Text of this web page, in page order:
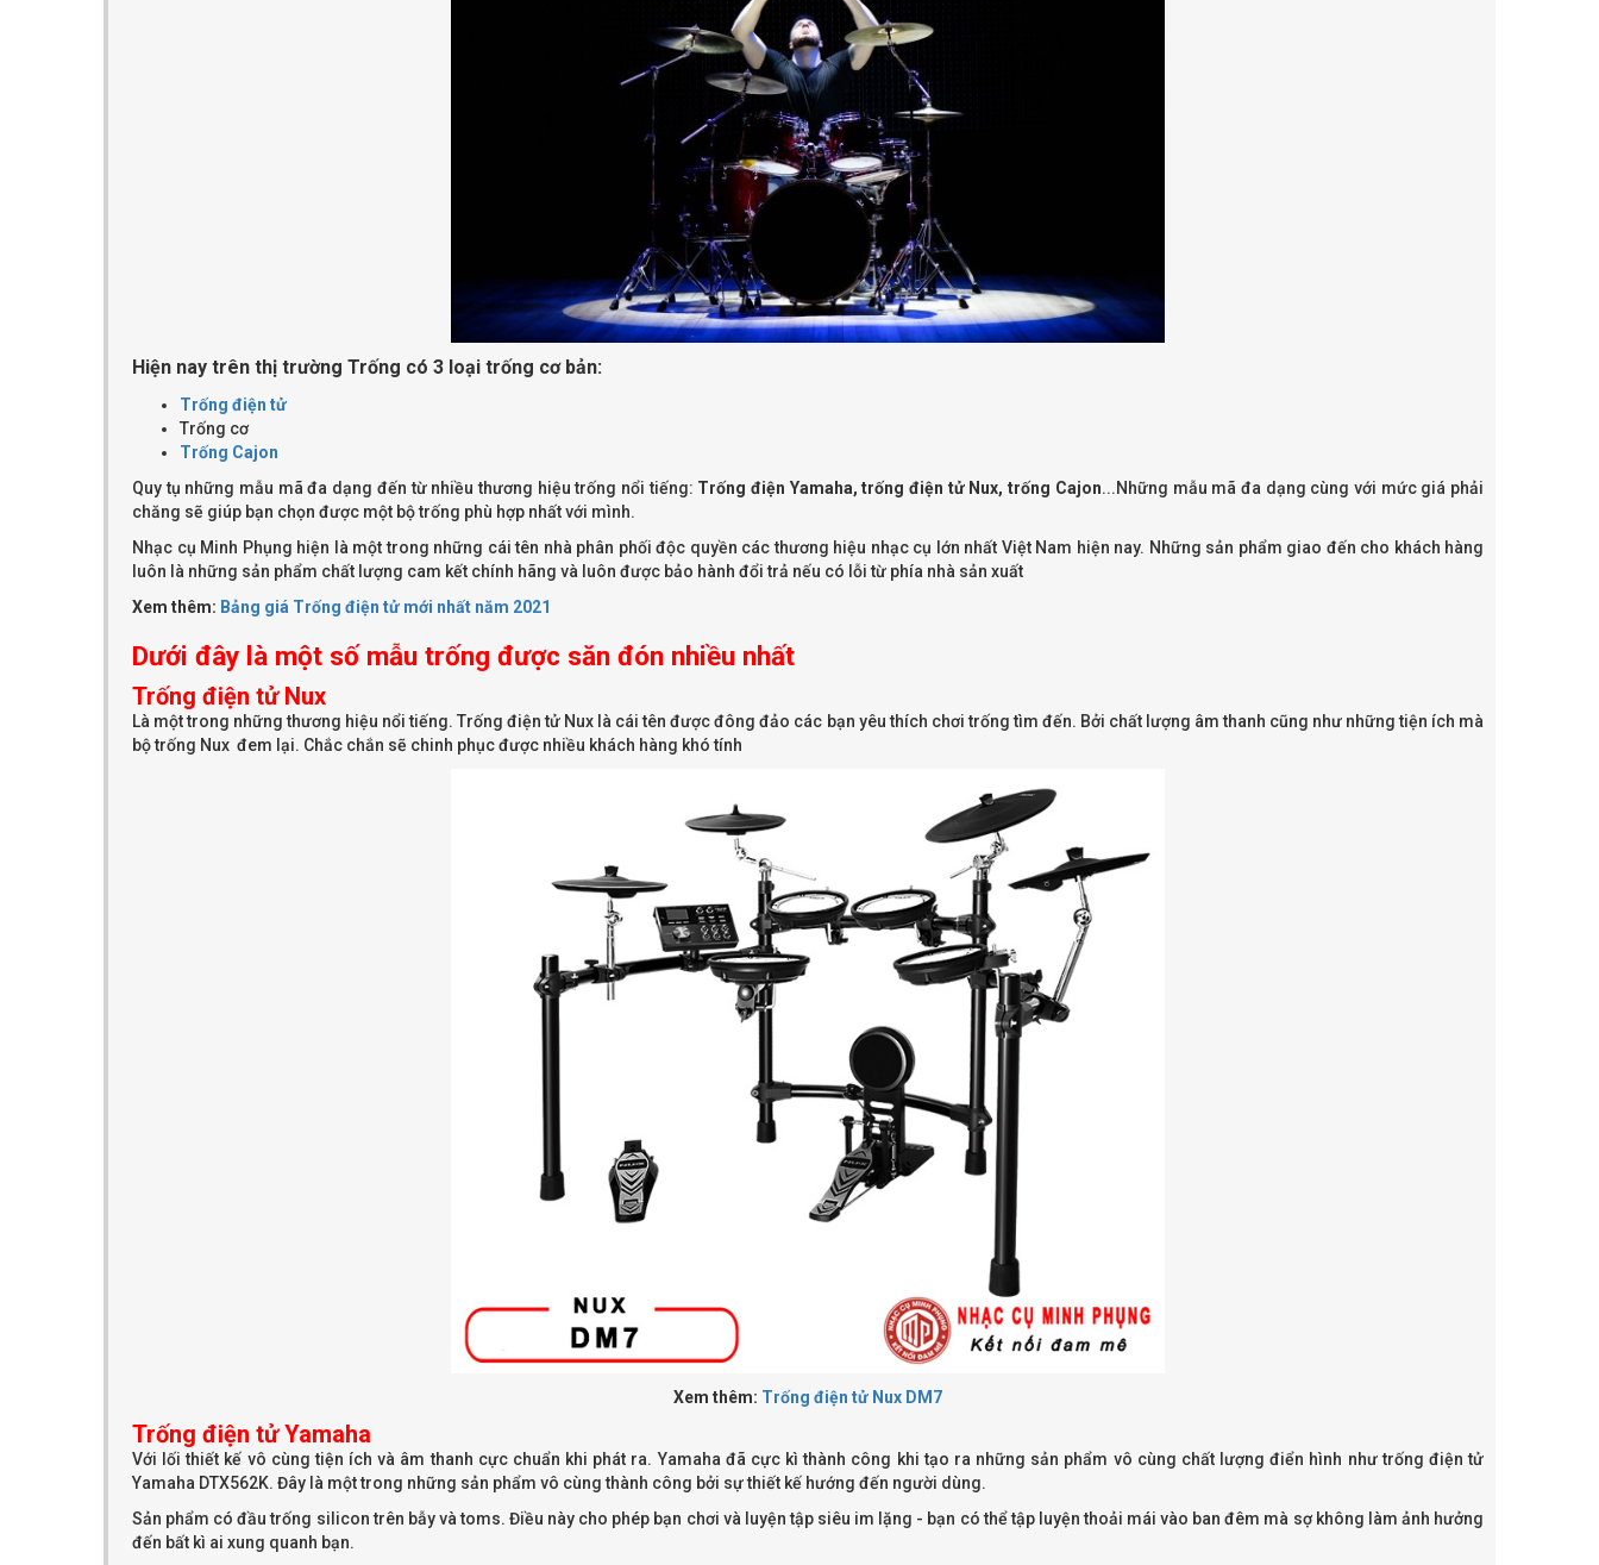
Hiện nay trên thị trường Trống có 3 loại trống cơ bản:
Trống điện tử
Trống cơ
Trống Cajon
Quy tụ những mẫu mã đa dạng đến từ nhiều thương hiệu trống nổi tiếng: Trống điện Yamaha, trống điện tử Nux, trống Cajon...Những mẫu mã đa dạng cùng với mức giá phải
chăng sẽ giúp bạn chọn được một bộ trống phù hợp nhất với mình.
Nhạc cụ Minh Phụng hiện là một trong những cái tên nhà phân phối độc quyền các thương hiệu nhạc cụ lớn nhất Việt Nam hiện nay. Những sản phẩm giao đến cho khách hàng
luôn là những sản phẩm chất lượng cam kết chính hãng và luôn được bảo hành đổi trả nếu có lỗi từ phía nhà sản xuất
Xem thêm: Bảng giá Trống điện tử mới nhất năm 2021
Dưới đây là một số mẫu trống được săn đón nhiều nhất
Trống điện tử Nux
Là một trong những thương hiệu nổi tiếng. Trống điện tử Nux là cái tên được đông đảo các bạn yêu thích chơi trống tìm đến. Bởi chất lượng âm thanh cũng như những tiện ích mà
bộ trống Nux đem lại. Chắc chắn sẽ chinh phục được nhiều khách hàng khó tính
Xem thêm: Trống điện tử Nux DM7
Trống điện tử Yamaha
Với lối thiết kế vô cùng tiện ích và âm thanh cực chuẩn khi phát ra. Yamaha đã cực kì thành công khi tạo ra những sản phẩm vô cùng chất lượng điển hình như trống điện tử
Yamaha DTX562K. Đây là một trong những sản phẩm vô cùng thành công bởi sự thiết kế hướng đến người dùng.
Sản phẩm có đầu trống silicon trên bẫy và toms. Điều này cho phép bạn chơi và luyện tập siêu im lặng - bạn có thể tập luyện thoải mái vào ban đêm mà sợ không làm ảnh hưởng
đến bất kì ai xung quanh bạn.